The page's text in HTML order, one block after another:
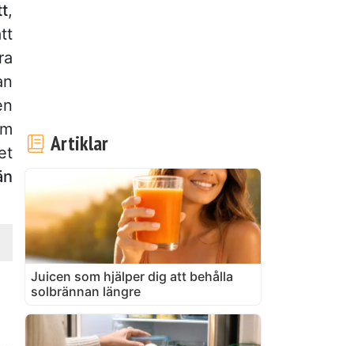
,
Artiklar
Juicen som hjälper dig att behålla
solbrännan längre